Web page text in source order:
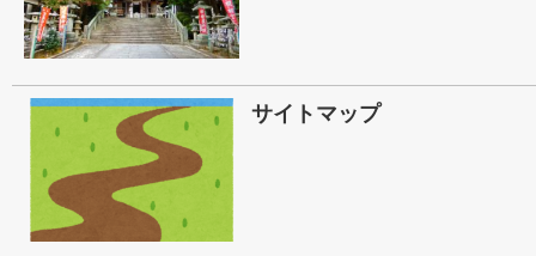
サイトマップ